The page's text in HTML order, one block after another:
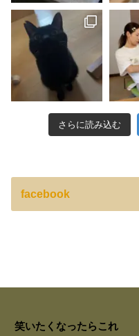
さらに読み込む
facebook
笑いたくなったらこれ